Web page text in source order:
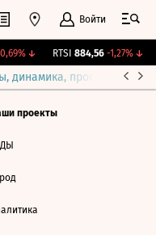
Войти
↓ RTSI 884,56 -1,27%↓
динамика, прогнозы
проекты